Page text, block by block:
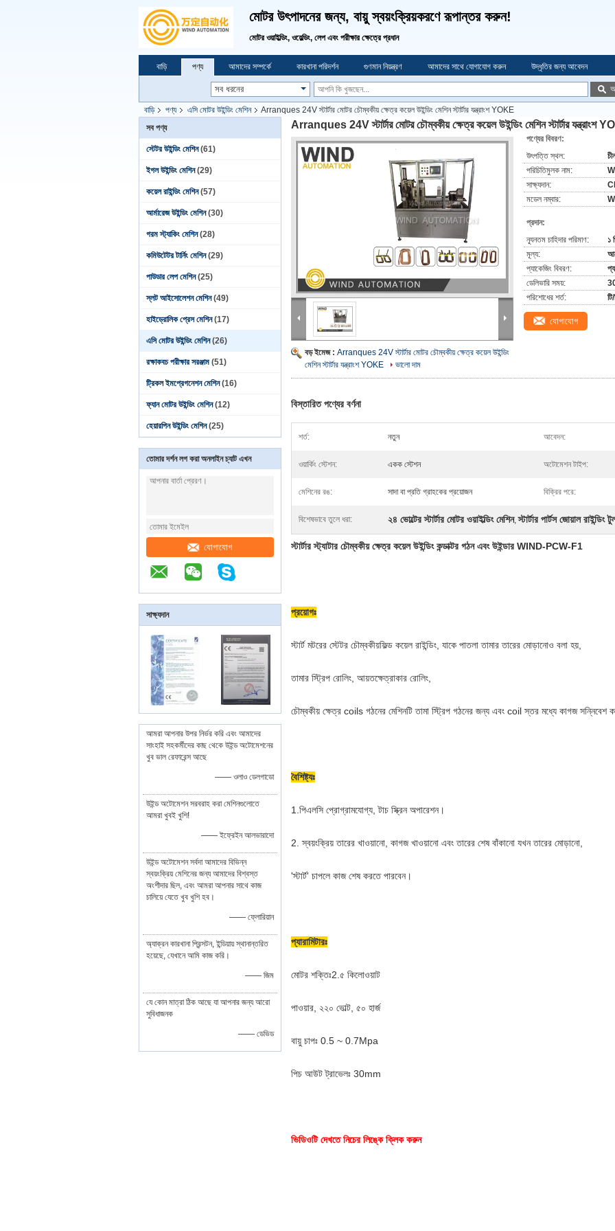
মোটর উৎপাদনের জন্য, বায়ু স্বয়ংক্রিয়করণে রূপান্তর করুন!
মোটর ওয়াইল্ডিং, ওয়েল্ডিং, লেপ এবং পরীক্ষার ক্ষেত্রে প্রধান
বাড়ি পণ্য আমাদের সম্পর্কে কারখানা পরিদর্শন গুণমান নিয়ন্ত্রণ আমাদের সাথে যোগাযোগ করুন উদ্ধৃতির জন্য আবেদন
বাড়ি পণ্য এসি মোটর উইন্ডিং মেশিন
Arranques 24V স্টার্টার মোটর চৌম্বকীয় ক্ষেত্র কয়েল উইন্ডিং মেশিন স্টার্টার যন্ত্রাংশ YOKE
সব পণ্য
স্টেটর উইন্ডিং মেশিন (61)
ইগল উইন্ডিং মেশিন (29)
কয়েল রাইন্ডিং মেশিন (57)
আর্মারেজ উইন্ডিং মেশিন (30)
গরম স্ট্যাকিং মেশিন (28)
কমিউটেটর টার্নিং মেশিন (29)
পাউডার লেপ মেশিন (25)
স্লট আইসোলেশন মেশিন (49)
হাইড্রোলিক প্রেস মেশিন (17)
এসি মোটর উইন্ডিং মেশিন (26)
রক্ষাকবচ পরীক্ষার সরঞ্জাম (51)
ট্রিকল ইমপ্রেগনেশন মেশিন (16)
ফ্যান মোটর উইন্ডিং মেশিন (12)
হেয়ারপিন উইন্ডিং মেশিন (25)
তোমার দর্শন লগ করা অনলাইন চ্যাট এখন
যোগাযোগ
সাক্ষ্যদান
আমরা আপনার উপর নির্ভর করি এবং আমাদের
সাংহাই সহকর্মীদের কাছ থেকে উইন্ড অটোমেশনের
খুব ভাল রেফারেন্স আছে
—— ওলাও ডেলগাডো
উইন্ড অটোমেশন সরবরাহ করা মেশিনগুলোতে
আমরা খুবই খুশি!
—— ইফ্রেইন আলভারাদো
উইন্ড অটোমেশন সর্বদা আমাদের বিভিন্ন
স্বয়ংক্রিয় মেশিনের জন্য আমাদের বিশ্বস্ত
অংশীদার ছিল, এবং আমরা আপনার সাথে কাজ
চালিয়ে যেতে খুব খুশি হব।
—— ফ্লোরিয়ান
অ্যাক্রন কারখানা প্রিন্সটন, ইন্ডিয়ায় স্থানান্তরিত
হয়েছে, যেখানে আমি কাজ করি।
—— জিম
যে কোন মাত্রা ঠিক আছে যা আপনার জন্য আরো
সুবিধাজনক
—— ডেভিড
Arranques 24V স্টার্টার মোটর চৌম্বকীয় ক্ষেত্র কয়েল উইন্ডিং মেশিন স্টার্টার যন্ত্রাংশ
বড় ইমেজ : Arranques 24V স্টার্টার মোটর চৌম্বকীয় ক্ষেত্র কয়েল উইন্ডিং
মেশিন স্টার্টার যন্ত্রাংশ YOKE
ভালো দাম
পণ্যের বিবরণ:
উৎপত্তি স্থল:
চীন
পরিচিতিমুলক নাম:
সাক্ষ্যদান:
মডেল নম্বার:
প্রদান:
ন্যূনতম চাহিদার পরিমাণ:
১
মূল্য:
প্যাকেজিং বিবরণ:
ডেলিভারি সময়:
পরিশোধের শর্ত:
যোগাযোগ
বিস্তারিত পণ্যের বর্ণনা
শর্ত: নতুন আবেদন:
ওয়ার্কিং স্টেশন: একক স্টেশন অটোমেশন টাইপ:
মেশিনের রঙ: সাদা বা প্রতি গ্রাহকের প্রয়োজন বিক্রির পরে:
বিশেষভাবে তুলে ধরা: ২৪ ভোল্টের স্টার্টার মোটর ওয়াইল্ডিং মেশিন,স্টার্টার পার্টস জোয়াল রাইন্ডিং
স্টার্টার স্ট্যাটার চৌম্বকীয় ক্ষেত্র কয়েল উইন্ডিং কন্ডাক্টর গঠন এবং উইন্ডার WIND-PCW-F1
প্রয়োগঃ
স্টার্ট মটরের স্টেটর চৌম্বকীয়ফিল্ড কয়েল রাইন্ডিং , যাকে পাতলা তামার তারের মোড়ানোও বলা হয়,
তামার স্ট্রিপ রোলিং, আয়তক্ষেত্রাকার রোলিং,
চৌম্বকীয় ক্ষেত্র coils গঠনের মেশিনটি তামা স্ট্রিপ গঠনের জন্য এবং coil স্তর মধ্যে কাগজ সন্নিবেশ
বৈশিষ্ট্যঃ
1.পিএলসি প্রোগ্রামযোগ্য, টাচ স্ক্রিন অপারেশন।
2. স্বয়ংক্রিয় তারের খাওয়ানো, কাগজ খাওয়ানো এবং তারের শেষ বাঁকানো যখন তারের মোড়ানো,
'স্টার্ট' চাপলে কাজ শেষ করতে পারবেন।
প্যারামিটারঃ
মোটর শক্তিঃ2.৫ কিলোওয়াট
পাওয়ার, ২২০ ভোল্ট, ৫০ হার্জ
বায়ু চাপঃ 0.5 ~ 0.7Mpa
পিচ আউট ট্রাভেলঃ 30mm
ভিডিওটি দেখতে নিচের লিঙ্কে ক্লিক করুন